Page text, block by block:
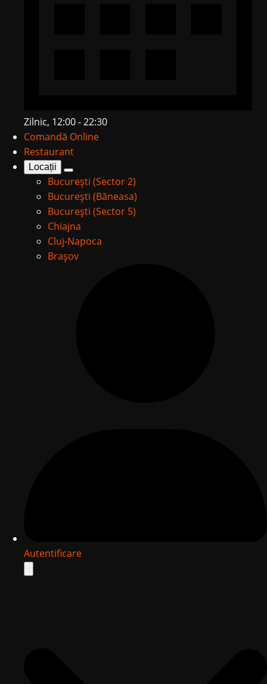
Zilnic, 12:00 - 22:30
Comandă Online
Restaurant
Locații
București (Sector 2)
București (Băneasa)
București (Sector 5)
Chiajna
Cluj-Napoca
Brașov
Autentificare